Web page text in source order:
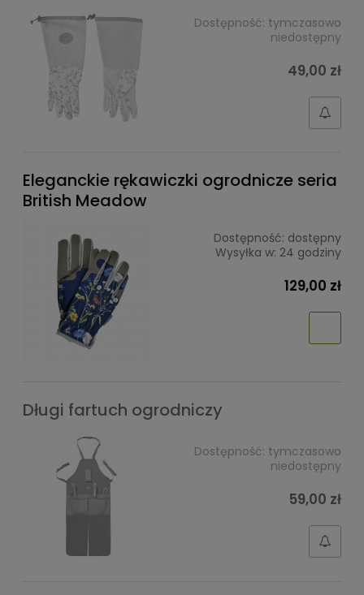
Dostępność: tymczasowo
niedostępny
49,00 zł
Eleganckie rękawiczki ogrodnicze seria
British Meadow
Dostępność: dostępny
Wysyłka w: 24 godziny
129,00 zł
Długi fartuch ogrodniczy
Dostępność: tymczasowo
niedostępny
59,00 zł